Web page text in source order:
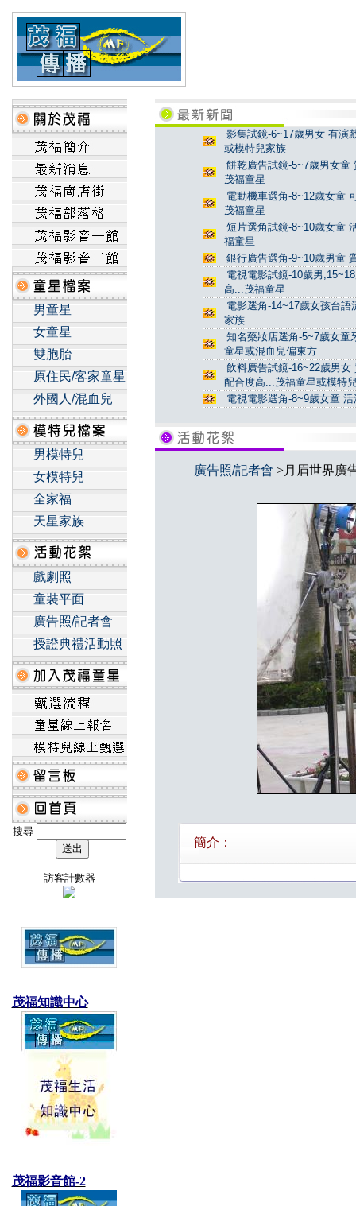
男童星
女童星
雙胞胎
原住民/客家童星
外國人/混血兒
男模特兒
女模特兒
全家福
天星家族
戲劇照
童裝平面
廣告照/記者會
授證典禮活動照
搜尋
訪客計數器
茂福知識中心
茂福影音館-2
影集試鏡-6~17歲男女 有演
或模特兒家族
餅乾廣告試鏡-5~7歲男女
茂福童星
電動機車選角-8~12歲女童
茂福童星
短片選角試鏡-8~10歲女童
福童星
銀行廣告選角-9~10歲男童
電視電影試鏡-10歲男
高...茂福童星
電影選角-14~17歲女孩台
家族
知名藥妝店選角-5~7歲女童
童星或混血兒偏東方
飲料廣告試鏡-16~22歲男
配合度高...茂福童星或模特
電視電影選角-8~9歲女童
廣告照/記者會 >月眉世界廣
簡介：